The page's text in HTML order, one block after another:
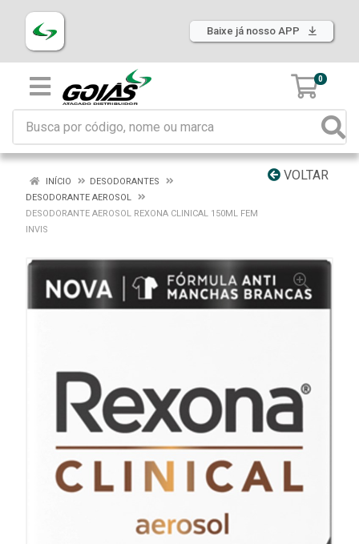
Baixe já nosso APP
0
VOLTAR
INÍCIO
DESODORANTES
DESODORANTE AEROSOL
DESODORANTE AEROSOL REXONA CLINICAL 150ML FEM
INVIS